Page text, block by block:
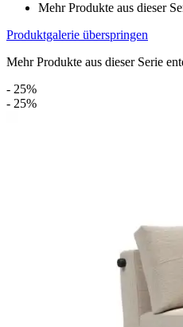
Mehr Produkte aus dieser
Produktgalerie überspringen
Mehr Produkte aus dieser Serie
- 25%
- 25%